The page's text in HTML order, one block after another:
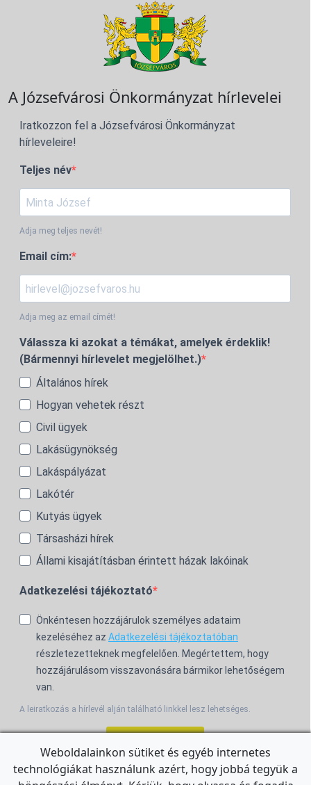
A Józsefvárosi Önkormányzat hírlevelei
Iratkozzon fel a Józsefvárosi Önkormányzat
hírleveleire!
Teljes név
Adja meg teljes nevét!
Email cím:
Adja meg az email címét!
Válassza ki azokat a témákat, amelyek érdeklik!
(Bármennyi hírlevelet megjelölhet.)
Általános hírek
Hogyan vehetek részt
Civil ügyek
Lakásügynökség
Lakáspályázat
Lakótér
Kutyás ügyek
Társasházi hírek
Állami kisajátításban érintett házak lakóinak
Adatkezelési tájékoztató
Önkéntesen hozzájárulok személyes adataim
kezeléséhez az Adatkezelési tájékoztatóban
részletezetteknek megfelelően. Megértettem, hogy
hozzájárulásom visszavonására bármikor lehetőségem
van.
A leiratkozás a hírlevél alján található linkkel lesz lehetséges.
For the English Newsletter, clickHERE.
Weboldalainkon sütiket és egyéb internetes
technológiákat használunk azért, hogy jobbá tegyük a